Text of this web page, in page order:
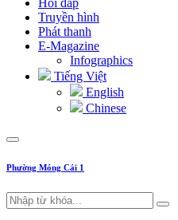
Hỏi đáp
Truyền hình
Phát thanh
E-Magazine
Infographics
Tiếng Việt
English
Chinese
Phường Móng Cái 1